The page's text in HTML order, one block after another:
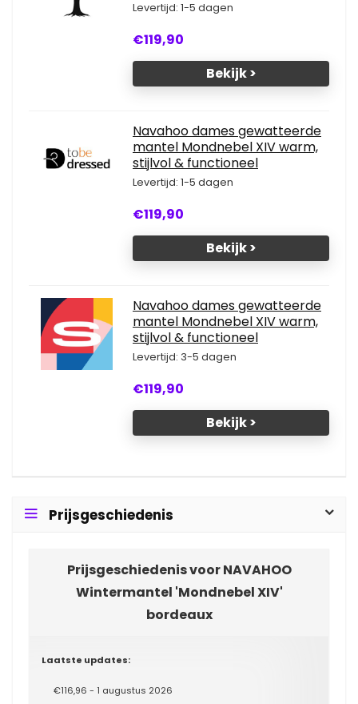
Levertijd: 1-5 dagen
€119,90
Bekijk >
Navahoo dames gewatteerde
mantel Mondnebel XIV warm,
stijlvol & functioneel
Levertijd: 1-5 dagen
€119,90
Bekijk >
Navahoo dames gewatteerde
mantel Mondnebel XIV warm,
stijlvol & functioneel
Levertijd: 3-5 dagen
€119,90
Bekijk >
Prijsgeschiedenis
Prijsgeschiedenis voor NAVAHOO
Wintermantel 'Mondnebel XIV'
bordeaux
Laatste updates:
€116,96 - 1 augustus 2026